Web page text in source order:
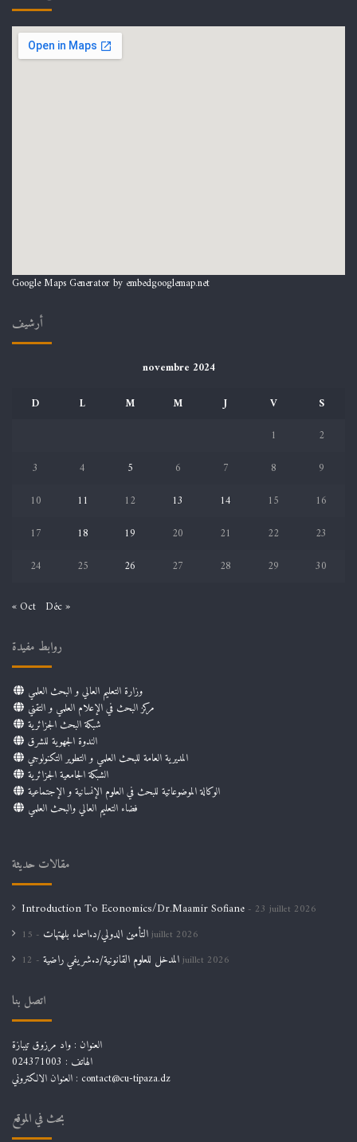
Google Maps Generator by embedgooglemap.net
أرشيف
novembre 2024
D
L M M J V
S
1
2
3
4 5 6 7 8
9
10
11 12 13 14 15
16
17
18 19 20 21 22
23
24
25 26 27 28 29 30
« Oct Déc »
روابط مفيدة
وزارة التعليم العالي و البحث العلمي
مركز البحث في الإعلام العلمي و التقني
شبكة البحث الجزائرية
الندوة الجهوية للشرق
المديرية العامة للبحث العلمي و التطوير التكنولوجي
الشبكة الجامعية الجزائرية
الوكالة الموضوعاتية للبحث في العلوم الإنسانية و الإجتماعية
فضاء التعليم العالي والبحث العلمي
مقالات حديثة
Introduction To Economics/Dr.Maamir Sofiane 23 juillet 2026
التأمين الدولي/د.اسماء بلهتهات15 juillet 2026
المدخل للعلوم القانونية/د.شريفي راضية12 juillet 2026
اتصل بنا
العنوان : واد مرزوق تيبازة
الهاتف : 024371003
العنوان الالكتروني : contact@cu-tipaza.dz
بحث في الموقع